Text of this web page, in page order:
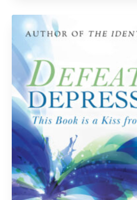
on
useampi
muunnelma.
Voit
tehdä
valinnat
tuotteen
sivulla.